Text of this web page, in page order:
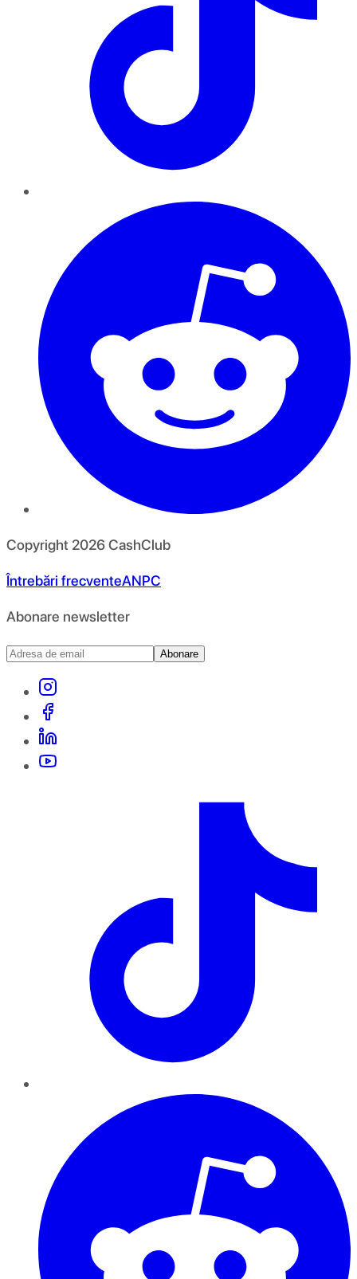
Copyright 2026CashClub
Întrebări frecventeANPC
Abonare newsletter
Abonare